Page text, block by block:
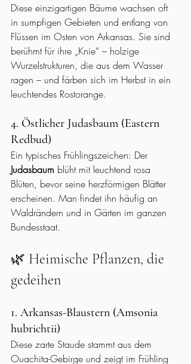
Diese einzigartigen Bäume wachsen oft
in sumpfigen Gebieten und entlang von
Flüssen im Osten von Arkansas. Sie sind
berühmt für ihre „Knie“ – holzige
Wurzelstrukturen, die aus dem Wasser
ragen – und färben sich im Herbst in ein
leuchtendes Rostorange.
4. Östlicher Judasbaum (Eastern
Redbud)
Ein typisches Frühlingszeichen: Der
Judasbaum blüht mit leuchtend rosa
Blüten, bevor seine herzförmigen Blätter
erscheinen. Man findet ihn häufig an
Waldrändern und in Gärten im ganzen
Bundesstaat.
🌿 Heimische Pflanzen, die
gedeihen
1. Arkansas-Blaustern (Amsonia
hubrichtii)
Diese zarte Staude stammt aus dem
Ouachita-Gebirge und zeigt im Frühling